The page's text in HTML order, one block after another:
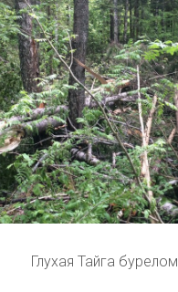
Глухая Тайга бурелом